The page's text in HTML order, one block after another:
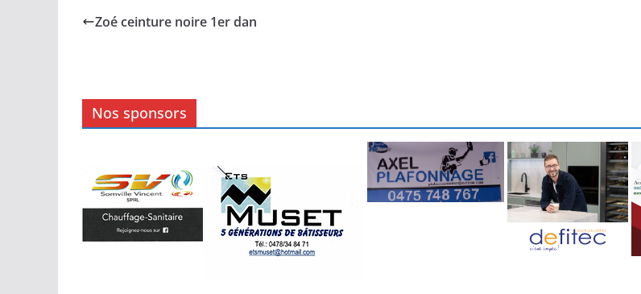
Zoé ceinture noire 1er dan
Nos sponsors